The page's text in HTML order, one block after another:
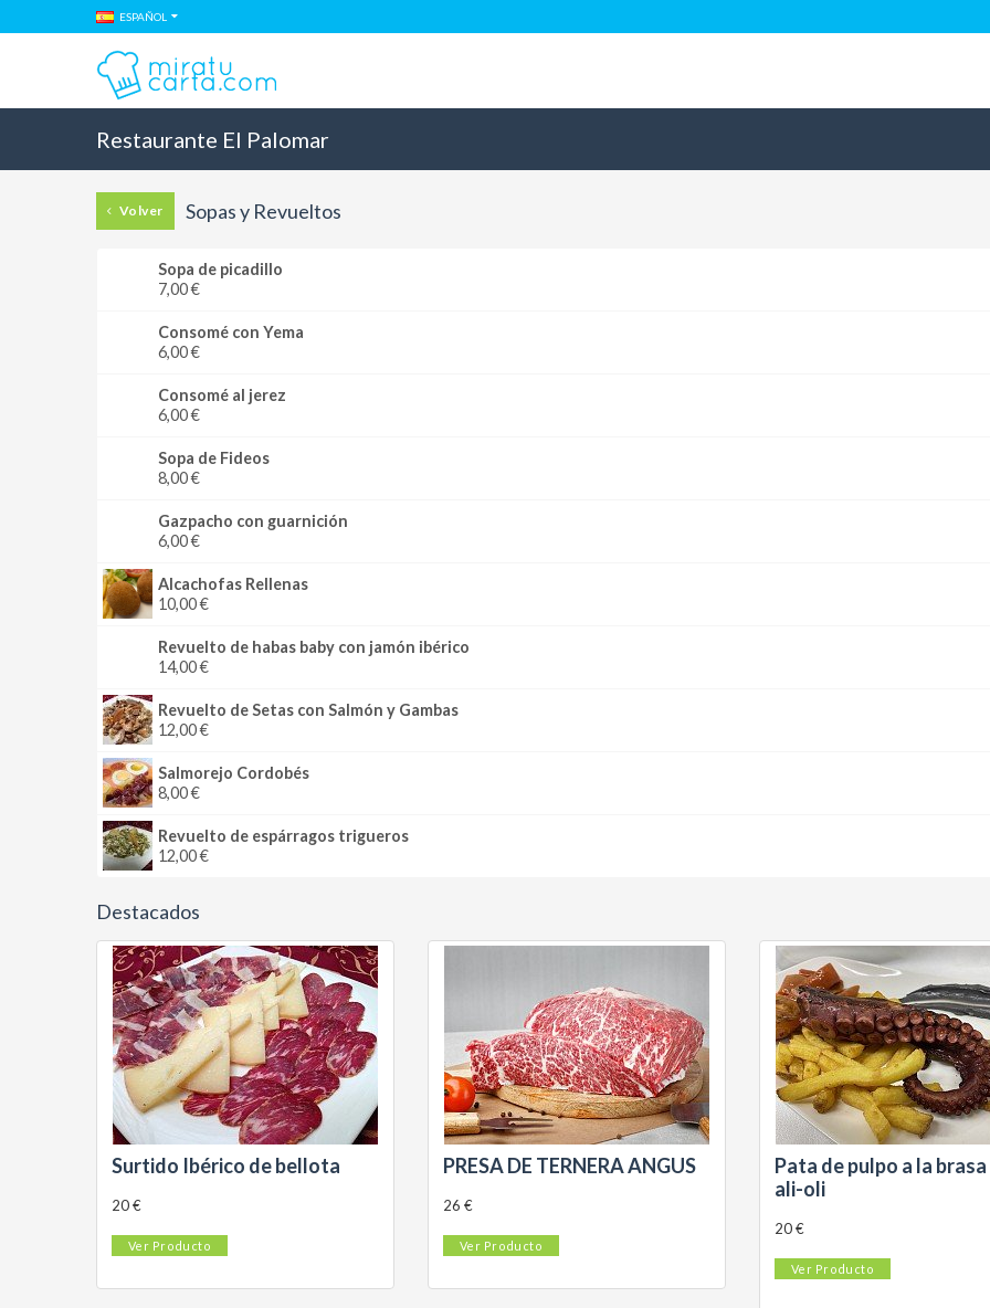
ESPAÑOL
Restaurante El Palomar
Volver Sopas y Revueltos
Sopa de picadillo
7,00 €
Consomé con Yema
6,00 €
Consomé al jerez
6,00 €
Sopa de Fideos
8,00 €
Gazpacho con guarnición
6,00 €
Alcachofas Rellenas
10,00 €
Revuelto de habas baby con jamón ibérico
14,00 €
Revuelto de Setas con Salmón y Gambas
12,00 €
Salmorejo Cordobés
8,00 €
Revuelto de espárragos trigueros
12,00 €
Destacados
Surtido Ibérico de bellota
20 €
Ver Producto
PRESA DE TERNERA ANGUS
26 €
Ver Producto
Pata de pulpo a la
ali-oli
20 €
Ver Producto